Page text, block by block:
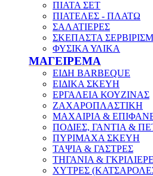
ΠΙΑΤΑ ΣΕΤ
ΠΙΑΤΕΛΕΣ - ΠΛΑΤΩ
ΣΑΛΑΤΙΕΡΕΣ
ΣΚΕΠΑΣΤΑ
ΦΥΣΙΚΑ ΥΛΙΚΑ
ΜΑΓΕΙΡΕΜΑ
ΕΙΔΗ BARBEQUE
ΕΙΔΙΚΑ ΣΚΕΥΗ
ΕΡΓΑΛΕΙΑ ΚΟΥΖΙΝΑΣ
ΖΑΧΑΡΟΠΛΑΣΤΙΚΗ
ΜΑΧΑΙΡΙΑ &
ΠΟΔΙΕΣ, ΓΑΝΤΙΑ &
ΠΥΡΙΜΑΧΑ ΣΚΕΥΗ
ΤΑΨΙΑ & ΓΑΣΤΡΕΣ
ΤΗΓΑΝΙΑ &
ΧΥΤΡΕΣ